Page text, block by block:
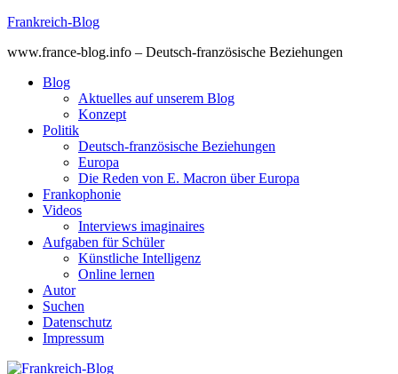
Skip
content
Frankreich-Blog
www.france-blog.info – Deutsch-französische Beziehungen
Blog
Aktuelles auf unserem Blog
Konzept
Politik
Deutsch-französische Beziehungen
Europa
Die Reden von E. Macron über Europa
Frankophonie
Videos
Interviews imaginaires
Aufgaben für Schüler
Künstliche Intelligenz
Online lernen
Autor
Suchen
Datenschutz
Impressum